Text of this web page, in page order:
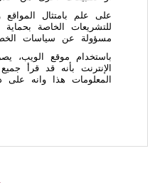
على علم بامتثال المواقع
للتشريعات الخاصة
مسؤولة عن سياسات
باستخدام موقع الويب،
الإنترنت بأنه قد قرأ
المعلومات هذا وانه على